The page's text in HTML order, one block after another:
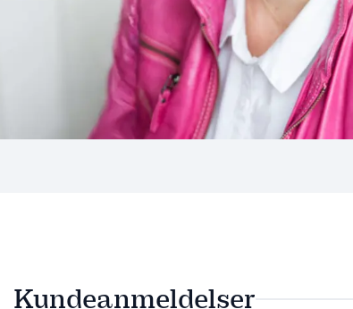
Kundeanmeldelser